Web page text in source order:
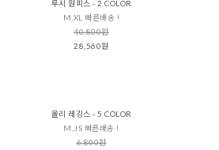
루시 원피스 - 2 COLOR
M,XL 빠른배송 !
40,800원
28,560원
올리 레깅스 - 5 COLOR
M,JS 빠른배송 !
6,800원